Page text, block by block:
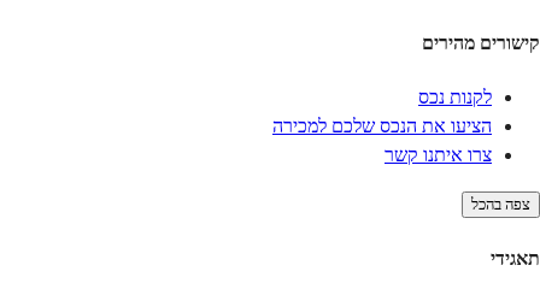
קישורים מהירים
לקנות נכס
הציעו את הנכס שלכם למכירה
צרו איתנו קשר
צפה בהכל
תאגידי